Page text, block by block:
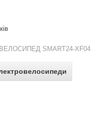
SMART24-XF04